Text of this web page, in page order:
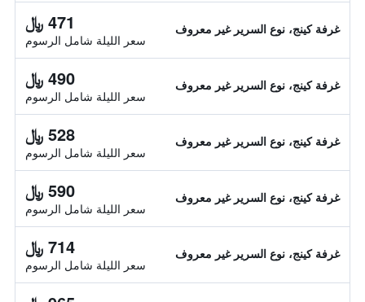
غرفة كينج، نوع السرير غير معروف 471 ﷼
سعر الليلة شامل الرسوم
غرفة كينج، نوع السرير غير معروف 490 ﷼
سعر الليلة شامل الرسوم
غرفة كينج، نوع السرير غير معروف 528 ﷼
سعر الليلة شامل الرسوم
غرفة كينج، نوع السرير غير معروف 590 ﷼
سعر الليلة شامل الرسوم
غرفة كينج، نوع السرير غير معروف 714 ﷼
سعر الليلة شامل الرسوم